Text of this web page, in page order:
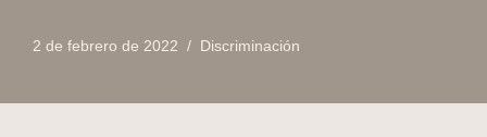
2 de febrero de 2022 Discriminación